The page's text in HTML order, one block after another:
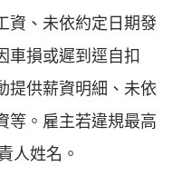
資、未依約定日期發
車損或遲到逕自扣
提供薪資明細、未依
等。雇主若違規最高
人姓名。